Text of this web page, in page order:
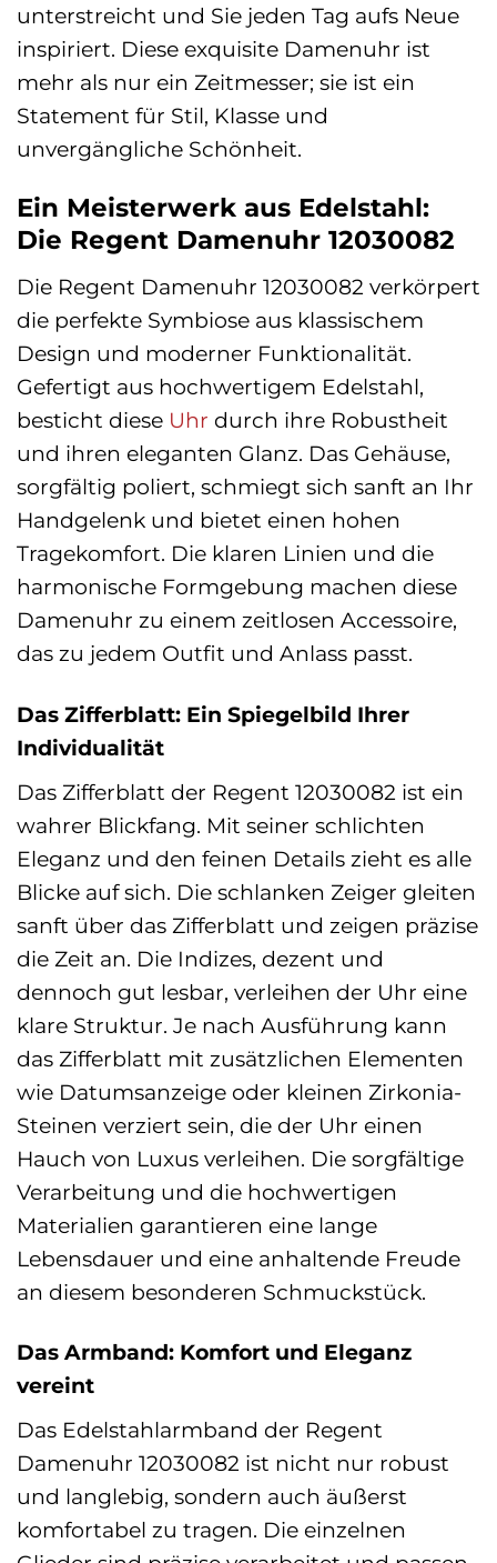
unterstreicht und Sie jeden Tag aufs Neue
inspiriert. Diese exquisite Damenuhr ist
mehr als nur ein Zeitmesser; sie ist ein
Statement für Stil, Klasse und
unvergängliche Schönheit.
Ein Meisterwerk aus Edelstahl:
Die Regent Damenuhr 12030082
Die Regent Damenuhr 12030082 verkörpert
die perfekte Symbiose aus klassischem
Design und moderner Funktionalität.
Gefertigt aus hochwertigem Edelstahl,
besticht diese Uhr durch ihre Robustheit
und ihren eleganten Glanz. Das Gehäuse,
sorgfältig poliert, schmiegt sich sanft an Ihr
Handgelenk und bietet einen hohen
Tragekomfort. Die klaren Linien und die
harmonische Formgebung machen diese
Damenuhr zu einem zeitlosen Accessoire,
das zu jedem Outfit und Anlass passt.
Das Zifferblatt: Ein Spiegelbild Ihrer
Individualität
Das Zifferblatt der Regent 12030082 ist ein
wahrer Blickfang. Mit seiner schlichten
Eleganz und den feinen Details zieht es alle
Blicke auf sich. Die schlanken Zeiger gleiten
sanft über das Zifferblatt und zeigen präzise
die Zeit an. Die Indizes, dezent und
dennoch gut lesbar, verleihen der Uhr eine
klare Struktur. Je nach Ausführung kann
das Zifferblatt mit zusätzlichen Elementen
wie Datumsanzeige oder kleinen Zirkonia-
Steinen verziert sein, die der Uhr einen
Hauch von Luxus verleihen. Die sorgfältige
Verarbeitung und die hochwertigen
Materialien garantieren eine lange
Lebensdauer und eine anhaltende Freude
an diesem besonderen Schmuckstück.
Das Armband: Komfort und Eleganz
vereint
Das Edelstahlarmband der Regent
Damenuhr 12030082 ist nicht nur robust
und langlebig, sondern auch äußerst
komfortabel zu tragen. Die einzelnen